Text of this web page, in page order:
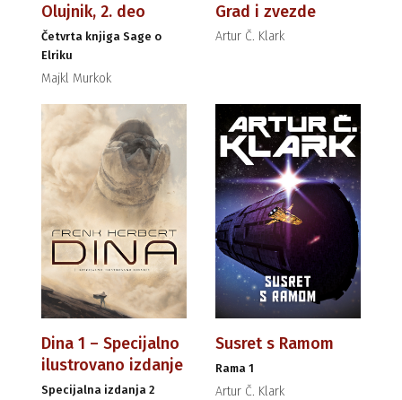
Olujnik, 2. deo
Četvrta knjiga Sage o
Elriku
Majkl Murkok
Grad i zvezde
Artur Č. Klark
Dina 1 – Specijalno
ilustrovano izdanje
Specijalna izdanja 2
Susret s Ramom
Rama 1
Artur Č. Klark